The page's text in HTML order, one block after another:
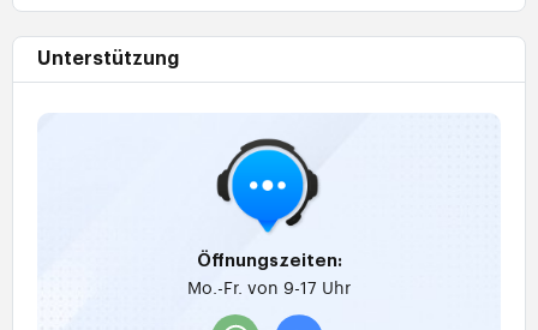
Unterstützung
Öffnungszeiten:
Mo.-Fr. von 9-17 Uhr